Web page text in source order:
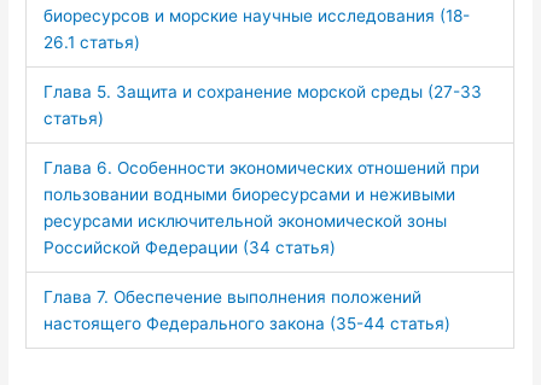
биоресурсов и морские научные исследования (18-
26.1 статья)
Глава 5. Защита и сохранение морской среды (27-33
статья)
Глава 6. Особенности экономических отношений при
пользовании водными биоресурсами и неживыми
ресурсами исключительной экономической зоны
Российской Федерации (34 статья)
Глава 7. Обеспечение выполнения положений
настоящего Федерального закона (35-44 статья)